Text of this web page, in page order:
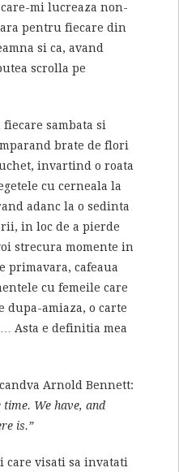
mi lucreaza non-
pentru fiecare din
si ca, avand
scrolla pe
sambata si
brate de flori
invartind o roata
cu cerneala la
adanc la o sedinta
in loc de a pierde
strecura momente in
primavara, cafeaua
cu femeile care
dupa-amiaza, o carte
Asta e definitia mea
Arnold Bennett:
We have, and
is.”
care visati sa invatati